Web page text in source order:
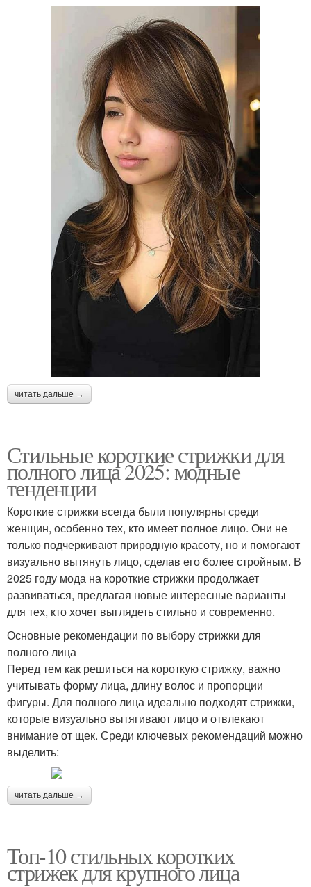
читать дальше →
Стильные короткие стрижки для
полного лица 2025: модные
тенденции
Короткие стрижки всегда были популярны среди
женщин, особенно тех, кто имеет полное лицо. Они не
только подчеркивают природную красоту, но и помогают
визуально вытянуть лицо, сделав его более стройным. В
2025 году мода на короткие стрижки продолжает
развиваться, предлагая новые интересные варианты
для тех, кто хочет выглядеть стильно и современно.
Основные рекомендации по выбору стрижки для
полного лица
Перед тем как решиться на короткую стрижку, важно
учитывать форму лица, длину волос и пропорции
фигуры. Для полного лица идеально подходят стрижки,
которые визуально вытягивают лицо и отвлекают
внимание от щек. Среди ключевых рекомендаций можно
выделить:
читать дальше →
Топ-10 стильных коротких
стрижек для крупного лица